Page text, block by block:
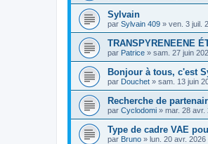
Sylvain
par Sylvain 409 » ven. 3 juil.
TRANSPYRENEENE
par Patrice » sam. 27 juin
Bonjour à tous, c'est
par Douchet » sam. 13 juin
Recherche de
par Cyclodomi » mar. 28 avr.
Type de cadre VAE
par Bruno » lun. 20 avr. 2026